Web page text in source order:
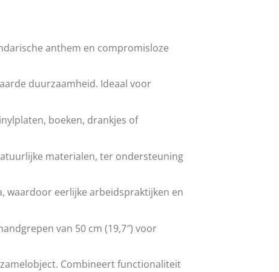
anthem en compromisloze
duurzaamheid. Ideaal voor
boeken, drankjes of
materialen, ter ondersteuning
waardoor eerlijke arbeidspraktijken en
van 50 cm (19,7″) voor
Combineert functionaliteit